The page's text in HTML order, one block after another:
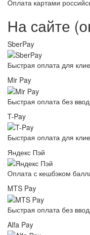
Оплата картами
На сайте
SberPay
Быстрая оплата для
Mir Pay
Быстрая оплата без
T-Pay
Быстрая оплата для
Яндекс Пэй
Оплата с кешбэком
MTS Pay
Быстрая оплата без
Alfa Pay